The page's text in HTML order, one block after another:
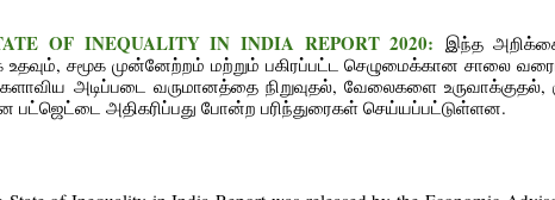
OF INEQUALITY IN INDIA REPORT 2020: இந்த
சமூக முன்னேற்றம் மற்றும் பகிரப்பட்ட செழுமைக்கான சாலை
அடிப்படை வருமானத்தை நிறுவுதல், வேலைகளை உருவாக்குதல்,
பட்ஜெட்டை அதிகரிப்பது போன்ற பரிந்துரைகள் செய்யப்பட்டுள்ளன.